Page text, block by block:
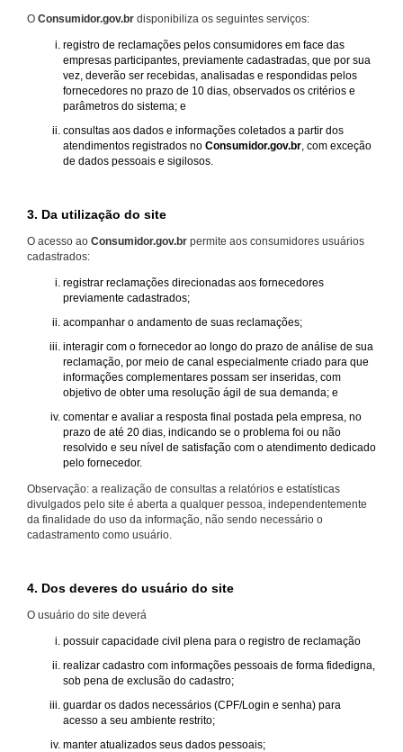
O Consumidor.gov.br disponibiliza os seguintes serviços:
registro de reclamações pelos consumidores em face das
empresas participantes, previamente cadastradas, que por sua
vez, deverão ser recebidas, analisadas e respondidas pelos
fornecedores no prazo de 10 dias, observados os critérios e
parâmetros do sistema; e
consultas aos dados e informações coletados a partir dos
atendimentos registrados no Consumidor.gov.br , com exceção
de dados pessoais e sigilosos.
3. Da utilização do site
O acesso ao Consumidor.gov.br permite aos consumidores usuários
cadastrados:
registrar reclamações direcionadas aos fornecedores
previamente cadastrados;
acompanhar o andamento de suas reclamações;
interagir com o fornecedor ao longo do prazo de análise de sua
reclamação, por meio de canal especialmente criado para que
informações complementares possam ser inseridas, com
objetivo de obter uma resolução ágil de sua demanda; e
comentar e avaliar a resposta final postada pela empresa, no
prazo de até 20 dias, indicando se o problema foi ou não
resolvido e seu nível de satisfação com o atendimento dedicado
pelo fornecedor.
Observação: a realização de consultas a relatórios e estatísticas
divulgados pelo site é aberta a qualquer pessoa, independentemente
da finalidade do uso da informação, não sendo necessário o
cadastramento como usuário.
4. Dos deveres do usuário do site
O usuário do site deverá
possuir capacidade civil plena para o registro de reclamação
realizar cadastro com informações pessoais de forma fidedigna,
sob pena de exclusão do cadastro;
guardar os dados necessários (CPF/Login e senha) para
acesso a seu ambiente restrito;
manter atualizados seus dados pessoais;